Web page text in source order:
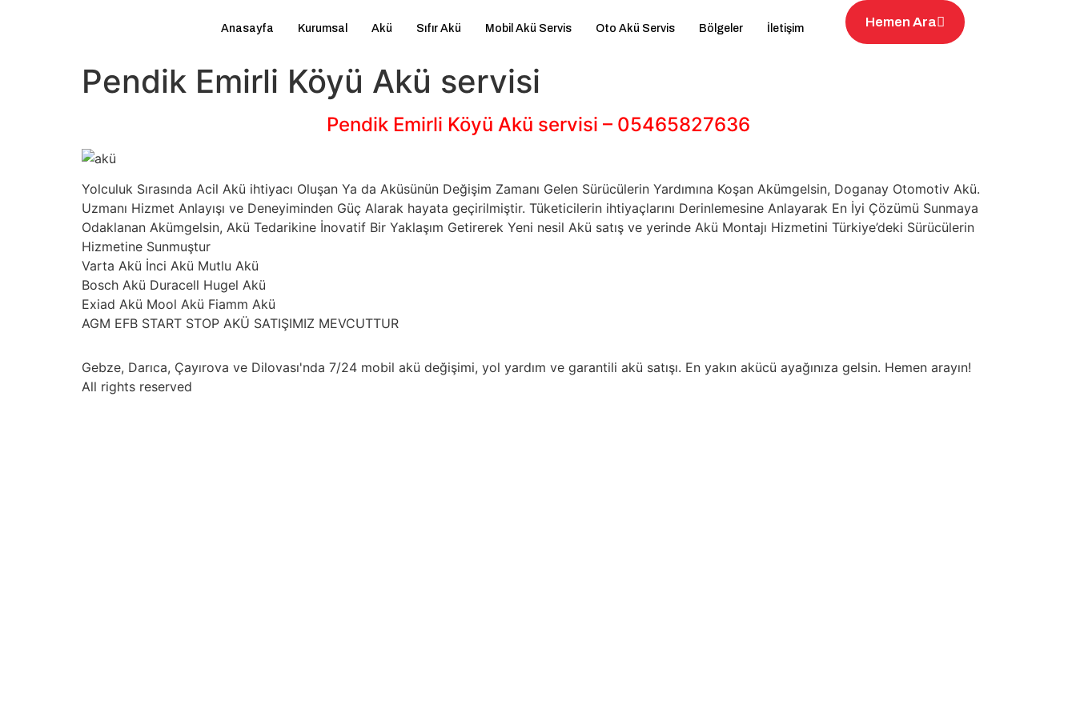
Anasayfa Kurumsal Akü Sıfır Akü Mobil Akü Servis Oto Akü Servis Bölgeler İletişim Hemen Ara
Pendik Emirli Köyü Akü servisi
Pendik Emirli Köyü Akü servisi – 05465827636
Yolculuk Sırasında Acil Akü ihtiyacı Oluşan Ya da Aküsünün Değişim Zamanı Gelen Sürücülerin Yardımına Koşan Akümgelsin, Doganay Otomotiv Akü.
Uzmanı Hizmet Anlayışı ve Deneyiminden Güç Alarak hayata geçirilmiştir. Tüketicilerin ihtiyaçlarını Derinlemesine Anlayarak En İyi Çözümü Sunmaya
Odaklanan Akümgelsin, Akü Tedarikine İnovatif Bir Yaklaşım Getirerek Yeni nesil Akü satış ve yerinde Akü Montajı Hizmetini Türkiye’deki Sürücülerin
Hizmetine Sunmuştur
Varta Akü İnci Akü Mutlu Akü
Bosch Akü Duracell Hugel Akü
Exiad Akü Mool Akü Fiamm Akü
AGM EFB START STOP AKÜ SATIŞIMIZ MEVCUTTUR
Gebze, Darıca, Çayırova ve Dilovası'nda 7/24 mobil akü değişimi, yol yardım ve garantili akü satışı. En yakın akücü ayağınıza gelsin. Hemen arayın!
All rights reserved